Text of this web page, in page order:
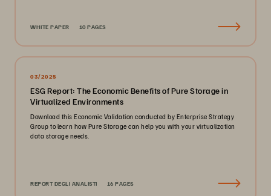
WHITE PAPER 10 PAGES
03/2025
ESG Report: The Economic Benefits of Pure Storage in
Virtualized Environments
Download this Economic Validation conducted by Enterprise Strategy
Group to learn how Pure Storage can help you with your virtualization
data storage needs.
REPORT DEGLI ANALISTI 16 PAGES